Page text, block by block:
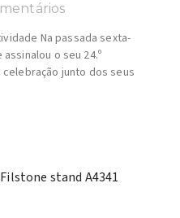
Na passada sexta-
o seu 24.º
junto dos seus